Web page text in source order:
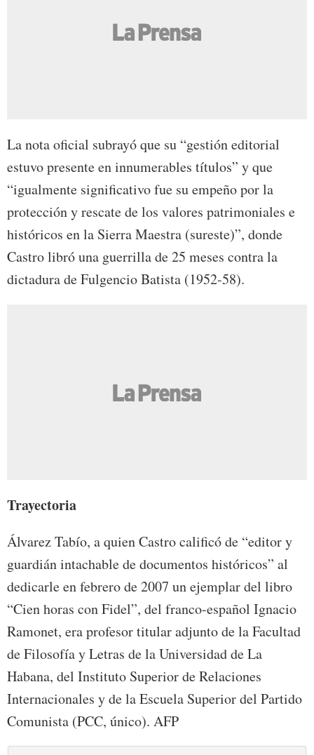
La nota oficial subrayó que su “gestión editorial
estuvo presente en innumerables títulos” y que
“igualmente significativo fue su empeño por la
protección y rescate de los valores patrimoniales e
históricos en la Sierra Maestra (sureste)”, donde
Castro libró una guerrilla de 25 meses contra la
dictadura de Fulgencio Batista (1952-58).
Trayectoria
Álvarez Tabío, a quien Castro calificó de “editor y
guardián intachable de documentos históricos” al
dedicarle en febrero de 2007 un ejemplar del libro
“Cien horas con Fidel”, del franco-español Ignacio
Ramonet, era profesor titular adjunto de la Facultad
de Filosofía y Letras de la Universidad de La
Habana, del Instituto Superior de Relaciones
Internacionales y de la Escuela Superior del Partido
Comunista (PCC, único). AFP